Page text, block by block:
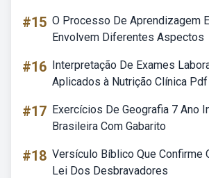
#15 O Processo De Aprendizagem
Envolvem Diferentes Aspectos
#16 Interpretação De Exames
Aplicados à Nutrição Clínica Pdf
#17 Exercícios De Geografia 7 Ano
Brasileira Com Gabarito
#18 Versículo Bíblico Que Confirme
Lei Dos Desbravadores